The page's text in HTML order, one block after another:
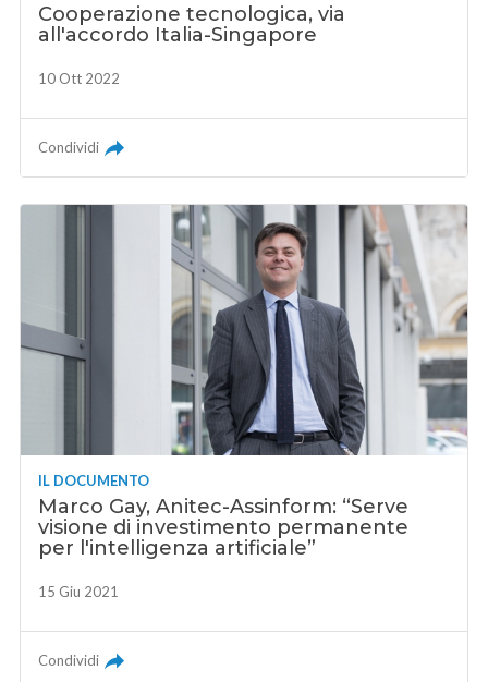
Cooperazione tecnologica, via
all'accordo Italia-Singapore
10 Ott 2022
Condividi
IL DOCUMENTO
Marco Gay, Anitec-Assinform: “Serve
visione di investimento permanente
per l'intelligenza artificiale”
15 Giu 2021
Condividi